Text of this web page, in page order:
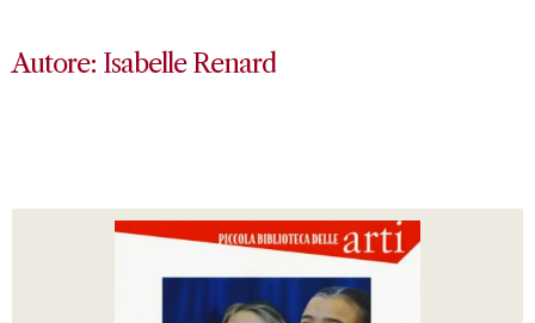
Autore: Isabelle Renard